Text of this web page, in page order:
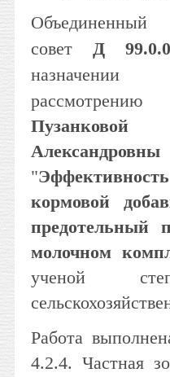
Объединенный
совет Д
Александровны
"
кормовой
предотельный
молочном
ученой
Работа
4.2.4. Частная